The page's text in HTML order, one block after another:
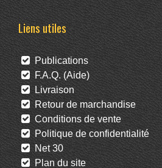
Liens utiles
Publications
F.A.Q. (Aide)
Livraison
Retour de marchandise
Conditions de vente
Politique de confidentialité
Net 30
Plan du site